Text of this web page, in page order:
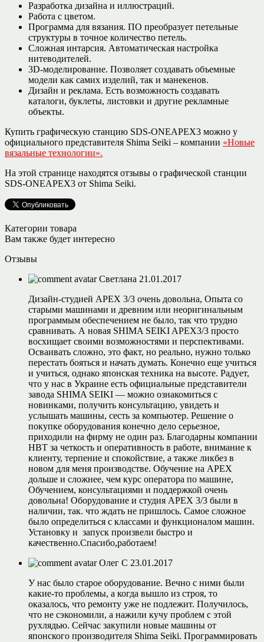
Разработка дизайна и иллюстраций.
Работа с цветом.
Программа для вязания. ПО преобразует петельные
структуры в точное количество петель.
Сложная интарсия. Автоматическая настройка
нитеводителей.
3D-моделирование. Позволяет создавать объемные
модели как самих изделий, так и манекенов.
Дизайн и реклама. Есть возможность создавать
каталоги, буклеты, листовки и другие рекламные
объекты.
Купить графическую станцию SDS-ONEAPEX3 можно у
официального представителя Shima Seiki – компании «Новые
вязальные технологии».
На этой странице находятся отзывы о графической станции
SDS-ONEAPEX3 от Shima Seiki.
Категории товара
Вам также будет интересно
Отзывы
Светлана 21.01.2017
Дизайн-студией APEX 3/3 очень довольна, Опыта со
старыми машинами и древним или неоригинальным
программым обеспечением не было, так что трудно
сравнивать. А новая SHIMA SEIKI APEX3/3 просто
восхищает своими возможностями и перспективами.
Осваивать сложно, это факт, но реально, нужно только
перестать бояться и начать думать. Конечно еще учиться
и учиться, однако японская техника на высоте. Радует,
что у нас в Украине есть официальные представители
завода SHIMA SEIKI — можно ознакомиться с
новинками, получить консультацию, увидеть и
услышать машины, сесть за компьютер. Решение о
покупке оборудования конечно дело серьезное,
приходили на фирму не один раз. Благодарны компании
НВТ за четкость и оперативность в работе, внимание к
клиенту, терпение и спокойствие, а также ликбез в
новом для меня производстве. Обучение на APEX
дольше и сложнее, чем курс оператора по машине,
Обучением, консультациями и поддержкой очень
довольна! Оборудование и студия APEX 3/3 были в
наличии, так. что ждать не пришлось. Самое сложное
было определиться с классами и функционалом машин.
Установку и запуск произвели быстро и
качественно.Спасибо,работаем!
Олег C 23.01.2017
У нас было старое оборудование. Вечно с ними были
какие-то проблемы, а когда вышло из строя, то
оказалось, что ремонту уже не подлежит. Получилось,
что не сэкономили, а нажили кучу проблем с этой
рухлядью. Сейчас закупили новые машины от
японского производителя Shima Seiki. Программировать